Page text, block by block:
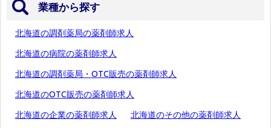
業種から探す
北海道の調剤薬局の薬剤師求人
北海道の病院の薬剤師求人
北海道の調剤薬局・OTC販売の薬剤師求人
北海道のOTC販売の薬剤師求人
北海道の企業の薬剤師求人 北海道のその他の薬剤師求人